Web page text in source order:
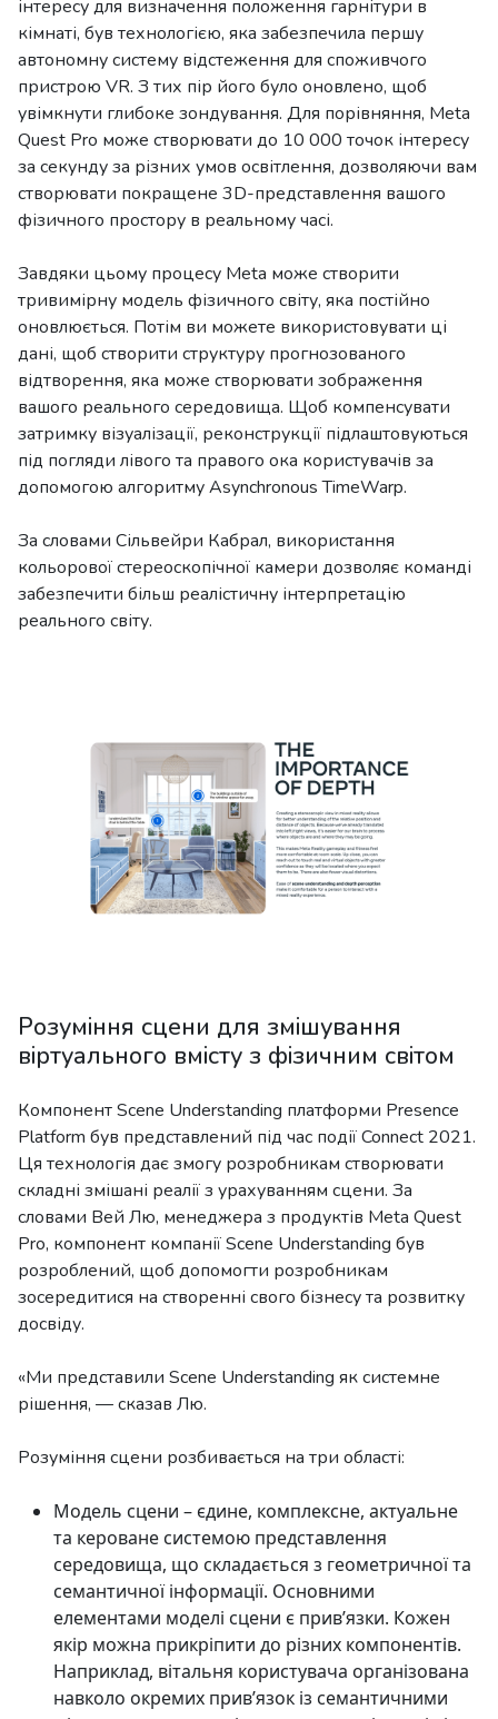
інтересу для визначення положення гарнітури в
кімнаті, був технологією, яка забезпечила першу
автономну систему відстеження для споживчого
пристрою VR. З тих пір його було оновлено, щоб
увімкнути глибоке зондування. Для порівняння, Meta
Quest Pro може створювати до 10 000 точок інтересу
за секунду за різних умов освітлення, дозволяючи вам
створювати покращене 3D-представлення вашого
фізичного простору в реальному часі.
Завдяки цьому процесу Meta може створити
тривимірну модель фізичного світу, яка постійно
оновлюється. Потім ви можете використовувати ці
дані, щоб створити структуру прогнозованого
відтворення, яка може створювати зображення
вашого реального середовища. Щоб компенсувати
затримку візуалізації, реконструкції підлаштовуються
під погляди лівого та правого ока користувачів за
допомогою алгоритму Asynchronous TimeWarp.
За словами Сільвейри Кабрал, використання
кольорової стереоскопічної камери дозволяє команді
забезпечити більш реалістичну інтерпретацію
реального світу.
Розуміння сцени для змішування
віртуального вмісту з фізичним світом
Компонент Scene Understanding платформи Presence
Platform був представлений під час події Connect 2021.
Ця технологія дає змогу розробникам створювати
складні змішані реалії з урахуванням сцени. За
словами Вей Лю, менеджера з продуктів Meta Quest
Pro, компонент компанії Scene Understanding був
розроблений, щоб допомогти розробникам
зосередитися на створенні свого бізнесу та розвитку
досвіду.
«Ми представили Scene Understanding як системне
рішення, — сказав Лю.
Розуміння сцени розбивається на три області:
Модель сцени – єдине, комплексне, актуальне
та кероване системою представлення
середовища, що складається з геометричної та
семантичної інформації. Основними
елементами моделі сцени є прив’язки. Кожен
якір можна прикріпити до різних компонентів.
Наприклад, вітальня користувача організована
навколо окремих прив’язок із семантичними